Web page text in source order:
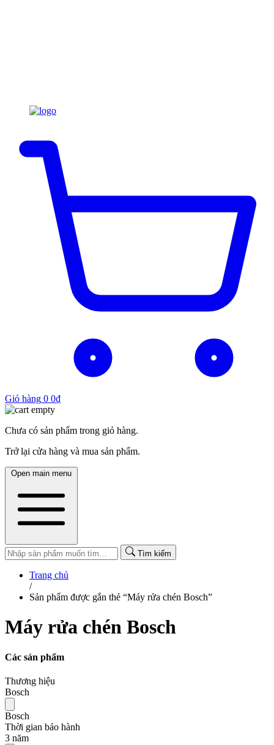
Giỏ hàng 0 0₫
Chưa có sản phẩm trong giỏ hàng.
Trở lại cửa hàng và mua sản phẩm.
Open main menu
Tìm kiếm
Trang chủ
/
Sản phẩm được gắn thẻ “Máy rửa chén Bosch”
Máy rửa chén Bosch
Các sản phẩm
Thương hiệu
Bosch
Bosch
Thời gian bảo hành
3 năm